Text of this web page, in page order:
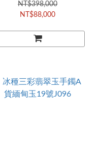
NT$398,000
NT$88,000